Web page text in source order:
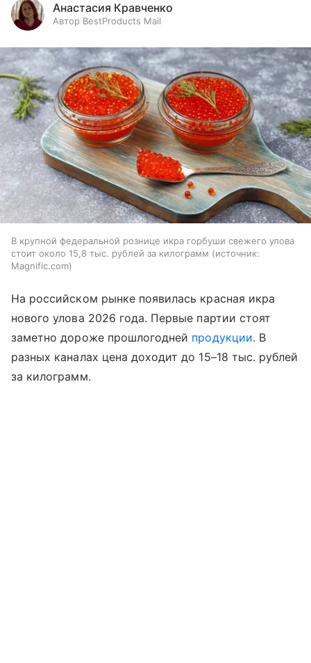
Анастасия Кравченко
Автор BestProducts Mail
В крупной федеральной рознице икра горбуши свежего улова
стоит около 15,8 тыс. рублей за килограмм
источник:
Magnific.com
На российском рынке появилась красная икра
нового улова 2026 года. Первые партии стоят
заметно дороже прошлогодней продукции. В
разных каналах цена доходит до 15–18 тыс. рублей
за килограмм.